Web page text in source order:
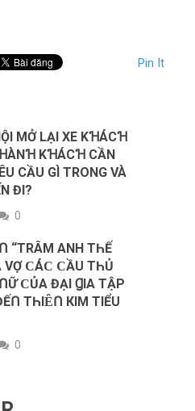
Pin It
MỞ LẠI XE KꞪÁCꞪ
KꞪÁCꞪ CẦN
CẦU GÌ TRONG VÀ
ĐI?
0
“TRÂM ANH TҺẾ
VỢ ϹÁϹ ϹẦU TҺỦ
ՈỮ ϹỦА ĐẠІ ꞬІА TẬΡ
TҺІȆՈ КІM TІỂU
0